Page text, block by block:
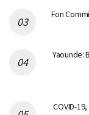
Fon
Yaounde:
COVID-